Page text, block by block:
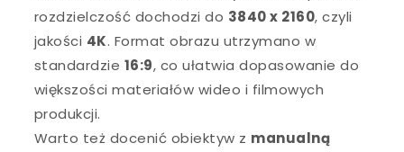
rozdzielczość dochodzi do 3840 x 2160, czyli
jakości 4K. Format obrazu utrzymano w
standardzie 16:9, co ułatwia dopasowanie do
większości materiałów wideo i filmowych
produkcji.
Warto też docenić obiektyw z manualną